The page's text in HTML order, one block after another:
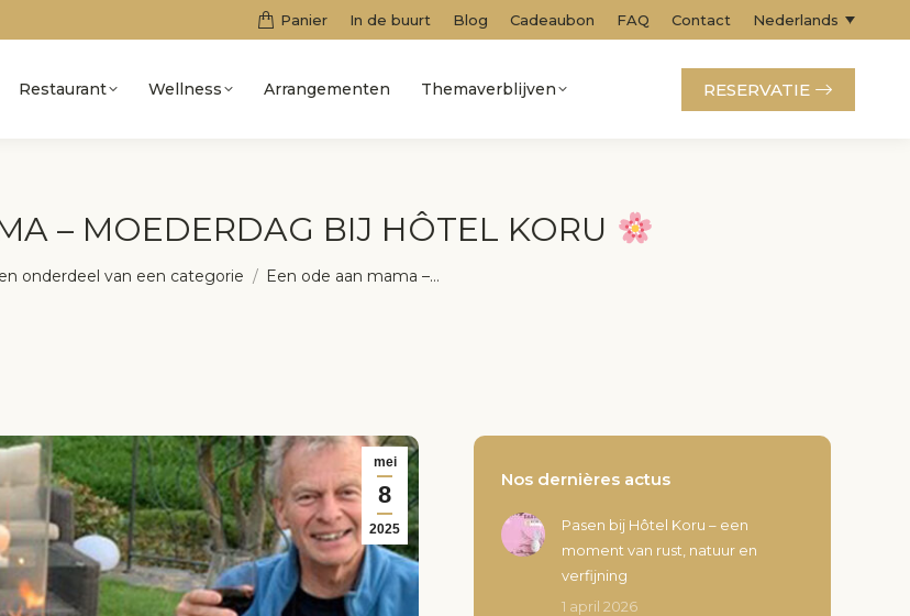
Panier In de buurt Blog Cadeaubon FAQ Contact Nederlands
Restaurant Wellness Arrangementen Themaverblijven RESERVATIE
– MOEDERDAG BIJ HÔTEL KORU
onderdeel van een categorie Een ode aan mama –…
mei
8
2025
Nos dernières actus
Pasen bij Hôtel Koru – een
moment van rust, natuur en
verfijning
1 april 2026